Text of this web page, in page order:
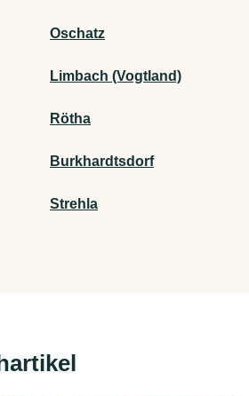
Oschatz
Limbach (Vogtland)
Rötha
Burkhardtsdorf
Strehla